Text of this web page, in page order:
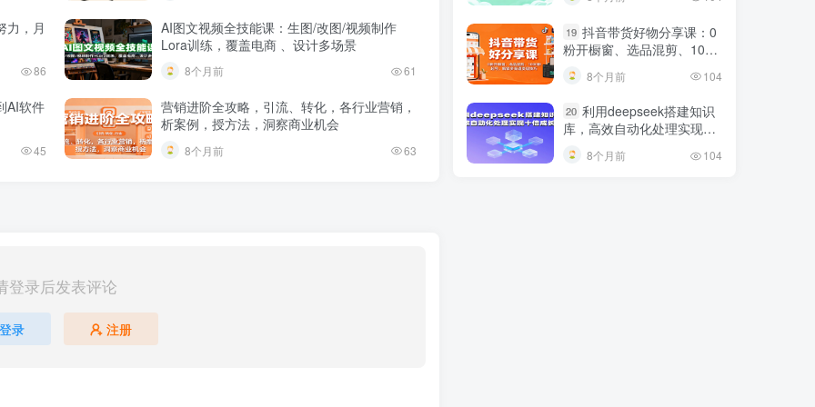
力，月
86
AI图文视频全技能课：生图/改图/视频制作
Lora训练，覆盖电商 、设计多场景
8个月前 61
AI软件
45
营销进阶全攻略，引流、转化，各行业营销，
析案例，授方法，洞察商业机会
8个月前 63
登录后发表评论
登录 注册
19 抖音带货好物分享课：0
粉开橱窗、选品混剪、1000
粉起号，解锁多渠道变现技
巧
8个月前 104
20 利用deepseek搭建知识
库，高效自动化处理实现十
倍成长！
8个月前 104